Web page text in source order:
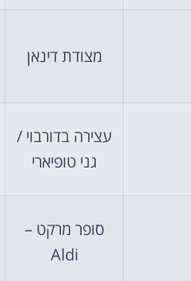
מצודת דינאן
עצירה בדורבוי /
גני טופיארי
סופר מרקט –
Aldi